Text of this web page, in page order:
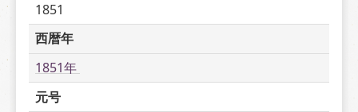
1851
西暦年
1851年
元号